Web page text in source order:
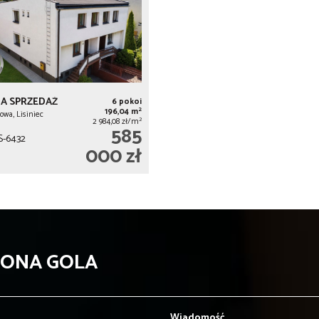
SPRZEDAŻ
Lisiniec
6 pokoi
196,04 m2
2 984,08 zł/m2
6432 585
000 zł
GOLA